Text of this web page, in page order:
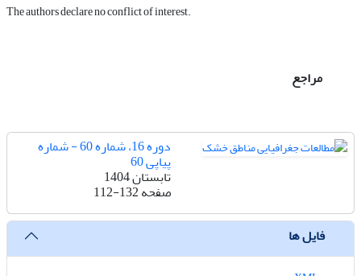
The authors declare no conflict of interest.
مراجع
دوره 16، شماره 60 - شماره
پیاپی 60
تابستان 1404
صفحه112-132
فایل ها